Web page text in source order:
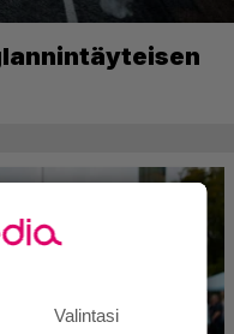
Valintasi